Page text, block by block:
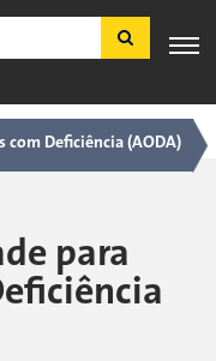
SUPORTE
AO
CLIENTE
com Deficiência (AODA)
para